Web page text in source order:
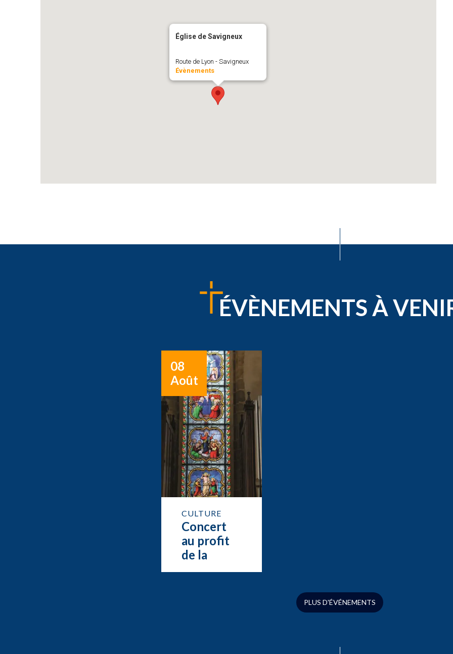
Église de Savigneux
Route de Lyon - Savigneux
Évènements
ÉVÈNEMENTS À
08
Août
CULTURE
Concert
au profit
de la
restauration
PLUS D'ÉVÉNEMENTS